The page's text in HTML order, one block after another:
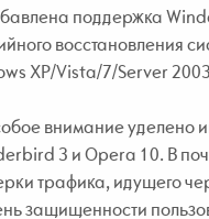
поддержка
восстановления
XP/Vista/7/Server
внимание уделено
3 и Opera 10. В
трафика, идущего
защищенности